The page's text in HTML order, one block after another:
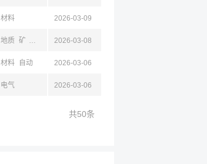
材料 2026-03-09
地质 矿 建筑 2026-03-08
材料 自动 2026-03-06
电气 2026-03-06
共50条